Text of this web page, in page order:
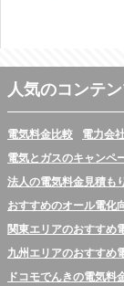
人気のコンテ
電気料金比較
電力会
電気とガスのキャンペ
法人の電気料金見積も
おすすめのオール電化
関東エリアのおすすめ
九州エリアのおすすめ
ドコモでんきの電気料